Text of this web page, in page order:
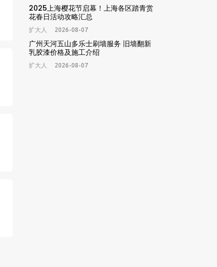
2025上海樱花节启幕！上海各区踏青赏
花春日活动攻略汇总
扩大人 2026-08-07
广州天河五山多乐士刷墙服务 旧墙翻新
乳胶漆价格及施工介绍
扩大人 2026-08-07